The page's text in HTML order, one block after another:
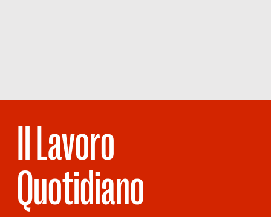
Il Lavoro
Quotidiano